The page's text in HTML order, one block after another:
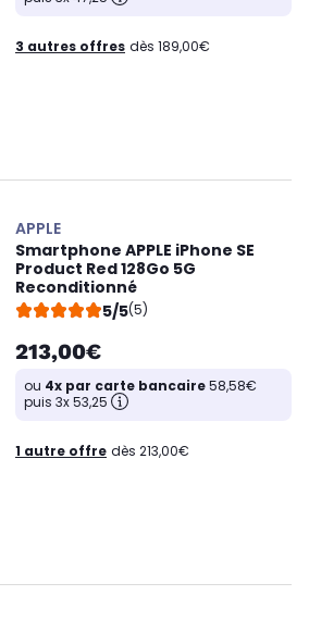
3 autres offres dès 189,00€
APPLE
Smartphone APPLE iPhone SE
Product Red 128Go 5G
Reconditionné
5/5(5)
213,00€
ou 4x par carte bancaire58,58€
puis 3x 53,25
1 autre offre dès 213,00€